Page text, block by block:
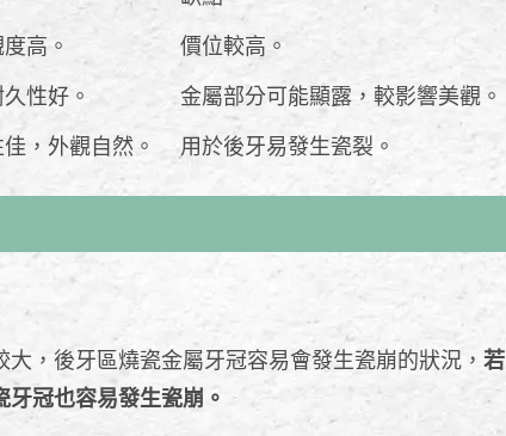
高。
價位較高。
性好。
金屬部分可能顯露，較影響美觀。
，外觀自然。 用於後牙易發生瓷裂。
大，後牙區燒瓷金屬牙冠容易會發生瓷崩的狀況， 若
冠也容易發生瓷崩。